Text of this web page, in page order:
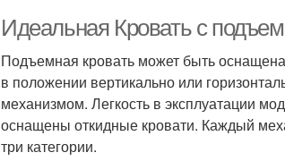
Идеальная Кровать с
Подъемная кровать может быть
в положении вертикально или
механизмом. Легкость в эксплуатации
оснащены откидные кровати. Каждый
три категории.